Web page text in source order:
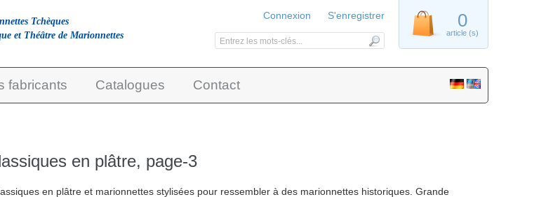
fabricants Catalogues Contact
en plâtre, page-3
en plâtre et marionnettes stylisées pour ressembler à des marionnettes historiques. Grande
Tchèques
et Théâtre de Marionnettes
0
article (s)
Connexion S'enregistrer